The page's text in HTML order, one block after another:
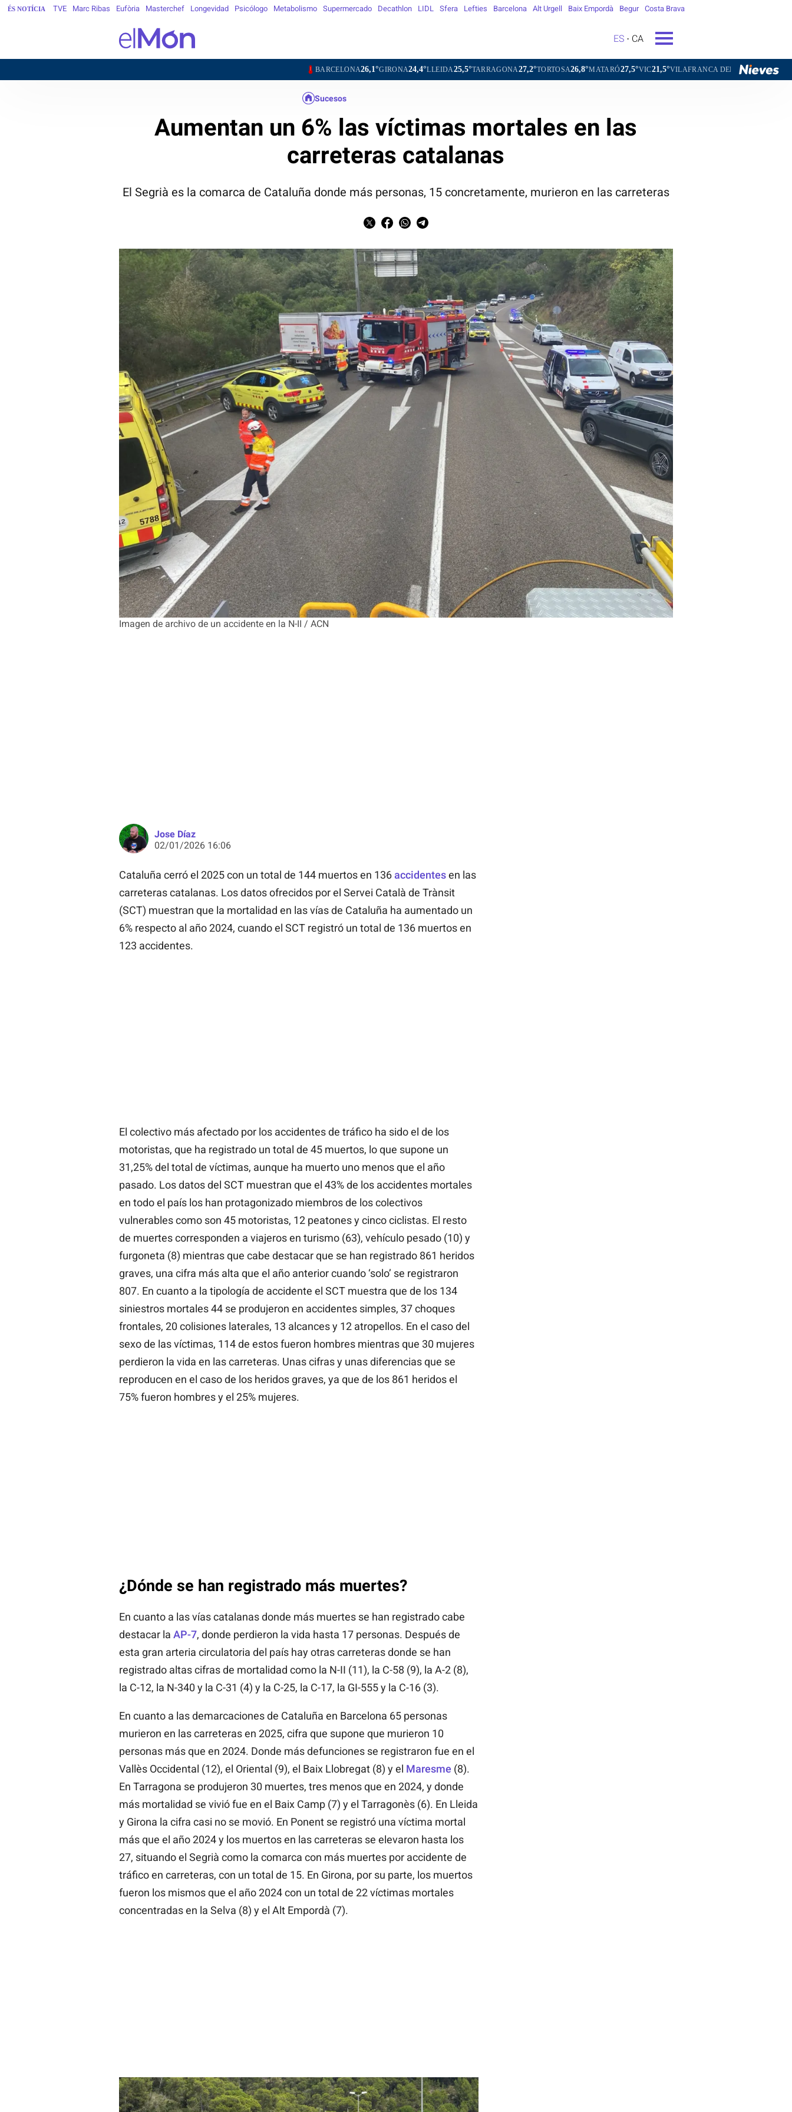
ÉS NOTÍCIA TVE Marc Ribas Eufòria Masterchef Longevidad Psicólogo Metabolismo Supermercado Decathlon LIDL Sfera Lefties Barcelona Alt Urgell Baix Empordà Begur Costa Brava
ES CA
26,1°GIRONA24,4°LLEIDA25,5°TARRAGONA27,2°TORTOSA26,8°MATARÓ27,5°VIC21,5°VILAFRANCA DEL PENEDÈS24,1°VILANOVA I LA
Imagen de archivo de un accidente en la N-II / ACN
Sucesos
Aumentan un 6% las víctimas mortales en las
carreteras catalanas
El Segrià es la comarca de Cataluña donde más personas, 15 concretamente, murieron en las carreteras
Jose Díaz
02/01/2026 16:06
Cataluña cerró el 2025 con un total de 144 muertos en 136accidentesen las
carreteras catalanas. Los datos ofrecidos por el Servei Català de Trànsit
(SCT) muestran que la mortalidad en las vías de Cataluña ha aumentado un
6% respecto al año 2024, cuando el SCT registró un total de 136 muertos en
123 accidentes.
El colectivo más afectado por los accidentes de tráfico ha sido el de los
motoristas, que ha registrado un total de 45 muertos, lo que supone un
31,25% del total de víctimas, aunque ha muerto uno menos que el año
pasado. Los datos del SCT muestran que el 43% de los accidentes mortales
en todo el país los han protagonizado miembros de los colectivos
vulnerables como son 45 motoristas, 12 peatones y cinco ciclistas. El resto
de muertes corresponden a viajeros en turismo (63), vehículo pesado (10) y
furgoneta (8) mientras que cabe destacar que se han registrado 861 heridos
graves, una cifra más alta que el año anterior cuando ‘solo’ se registraron
807. En cuanto a la tipología de accidente el SCT muestra que de los 134
siniestros mortales 44 se produjeron en accidentes simples, 37 choques
frontales, 20 colisiones laterales, 13 alcances y 12 atropellos. En el caso del
sexo de las víctimas, 114 de estos fueron hombres mientras que 30 mujeres
perdieron la vida en las carreteras. Unas cifras y unas diferencias que se
reproducen en el caso de los heridos graves, ya que de los 861 heridos el
75% fueron hombres y el 25% mujeres.
¿Dónde se han registrado más muertes?
En cuanto a las vías catalanas donde más muertes se han registrado cabe
destacar la AP-7, donde perdieron la vida hasta 17 personas. Después de
esta gran arteria circulatoria del país hay otras carreteras donde se han
registrado altas cifras de mortalidad como la N-II (11), la C-58 (9), la A-2 (8),
la C-12, la N-340 y la C-31 (4) y la C-25, la C-17, la GI-555 y la C-16 (3).
En cuanto a las demarcaciones de Cataluña en Barcelona 65 personas
murieron en las carreteras en 2025, cifra que supone que murieron 10
personas más que en 2024. Donde más defunciones se registraron fue en el
Vallès Occidental (12), el Oriental (9), el Baix Llobregat (8) y el Maresme (8).
En Tarragona se produjeron 30 muertes, tres menos que en 2024, y donde
más mortalidad se vivió fue en el Baix Camp (7) y el Tarragonès (6). En Lleida
y Girona la cifra casi no se movió. En Ponent se registró una víctima mortal
más que el año 2024 y los muertos en las carreteras se elevaron hasta los
27, situando el Segrià como la comarca con más muertes por accidente de
tráfico en carreteras, con un total de 15. En Girona, por su parte, los muertos
fueron los mismos que el año 2024 con un total de 22 víctimas mortales
concentradas en la Selva (8) y el Alt Empordà (7).